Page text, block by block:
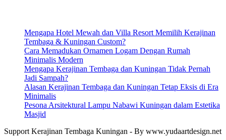
Mengapa Hotel Mewah dan Villa Resort Memilih Kerajinan
Tembaga & Kuningan Custom?
Cara Memadukan Ornamen Logam Dengan Rumah
Minimalis Modern
Mengapa Kerajinan Tembaga dan Kuningan Tidak Pernah
Jadi Sampah?
Alasan Kerajinan Tembaga dan Kuningan Tetap Eksis di Era
Minimalis
Pesona Arsitektural Lampu Nabawi Kuningan dalam Estetika
Masjid
Support Kerajinan Tembaga Kuningan - By www.yudaartdesign.net